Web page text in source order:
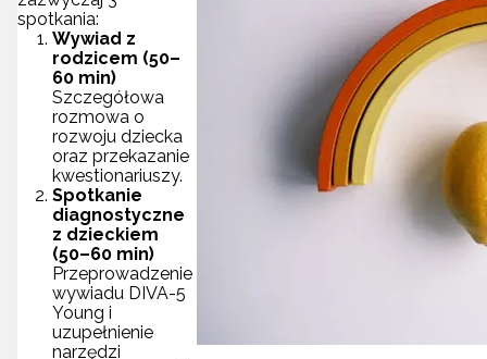
spotkania:
Wywiad z
rodzicem (50–
60 min)
Szczegółowa
rozmowa o
rozwoju dziecka
oraz przekazanie
kwestionariuszy.
Spotkanie
diagnostyczne
z dzieckiem
(50–60 min)
Przeprowadzenie
wywiadu DIVA-5
Young i
uzupełnienie
narzędzi